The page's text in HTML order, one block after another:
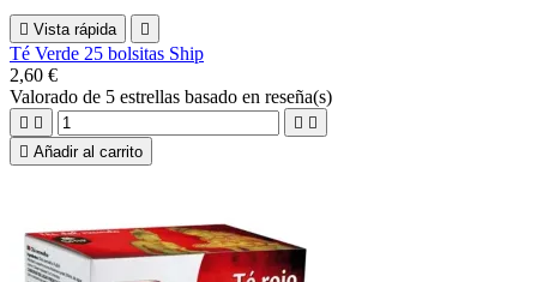
 Vista rápida 
Té Verde 25 bolsitas Ship
2,60 €
Valorado de 5 estrellas basado en reseña(s)
   
 Añadir al carrito